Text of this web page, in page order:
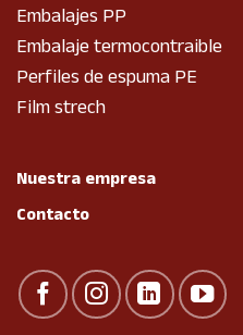
Embalajes PP
Embalaje termocontraible
Perfiles de espuma PE
Film strech
Nuestra empresa
Contacto